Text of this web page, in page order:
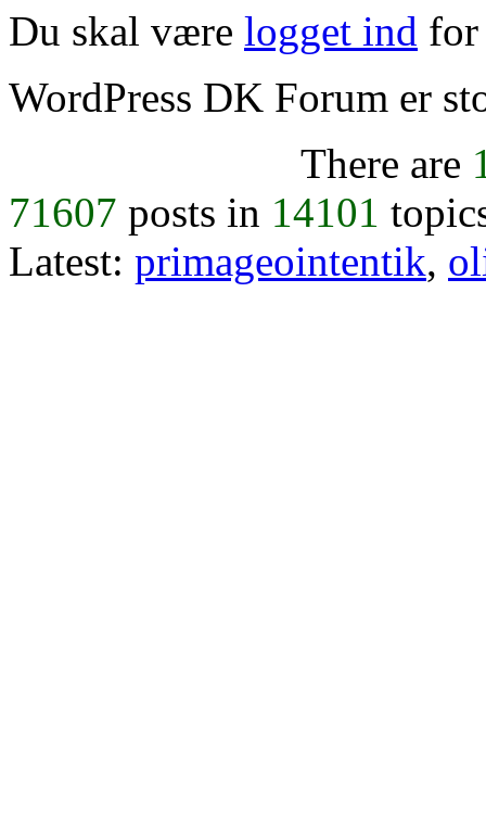
Du skal være logget ind for
WordPress DK Forum er
There are
71607 posts in 14101
Latest: primageointentik,